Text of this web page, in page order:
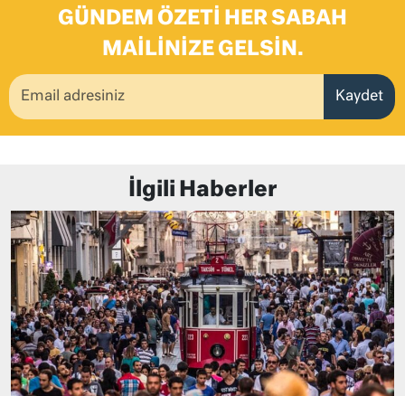
GÜNDEM ÖZETI HER SABAH
MAILINIZE GELSIN.
Kaydet
İlgili Haberler